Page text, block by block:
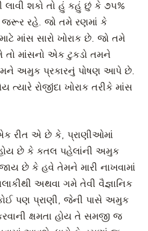
શકો તો હું કહું છું કે ૭૫%
જરૂર રહે. જો તમે રણમાં કે
માંસ સારો ખોરાક છે. જો તમે
તો માંસનો એક ટુકડો તમને
અમુક પ્રકારનું પોષણ આપે છે.
ત્યારે રોજીંદા ખોરાક તરીકે માંસ
રીત એ છે કે, પ્રાણીઓમાં
હોય છે કે કતલ પહેલાંની અમુક
છે કે હવે તેમને મારી નાખવામાં
અથવા ગમે તેવી વૈજ્ઞાનિક
પણ પ્રાણી, જેની પાસે અમુક
ક્ષમતા હોય તે સમજી જ